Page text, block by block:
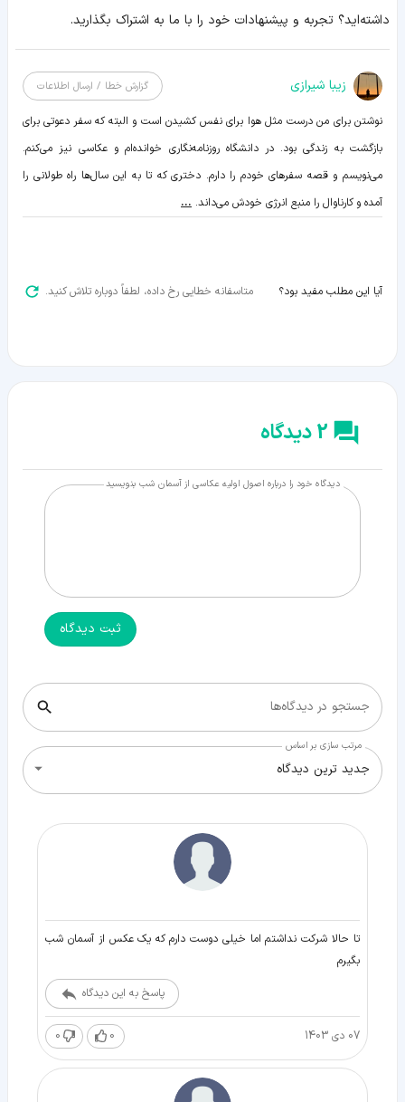
داشته‌اید؟ تجربه و پیشنهادات خود را با ما به اشتراک بگذارید.
زیبا شیرازی گزارش خطا / ارسال اطلاعات
نوشتن برای من درست مثل هوا برای نفس کشیدن است و البته که سفر دعوتی برای
بازگشت به زندگی بود. در دانشگاه روزنامه‌نگاری خوانده‌ام و عکاسی نیز می‌کنم.
می‌نویسم و قصه سفرهای خودم را دارم. دختری که تا به این سال‌ها راه طولانی را
آمده و کارناوال را منبع انرژی خودش می‌داند. ...
آیا این مطلب مفید بود؟ متاسفانه خطایی رخ داده، لطفاً دوباره تلاش کنید.
2 دیدگاه
دیدگاه خود را درباره اصول اولیه عکاسی از آسمان شب بنویسید
ثبت دیدگاه
جستجو در دیدگاه‌ها
مرتب سازی بر اساس
جدید ترین دیدگاه
تا حالا شرکت نداشتم اما خیلی دوست دارم که یک عکس از آسمان شب
بگیرم
پاسخ به این دیدگاه
07 دی 1403 0
0